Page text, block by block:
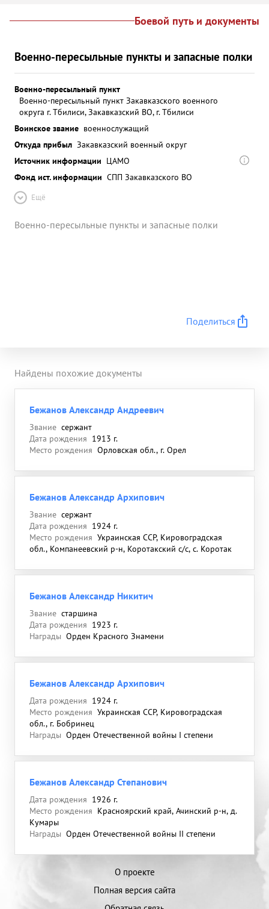
Боевой путь и документы
Военно-пересыльные пункты и запасные полки
Военно-пересыльный пункт
Военно-пересыльный пункт Закавказского военного
округа г. Тбилиси, Закавказский ВО, г. Тбилиси
Воинское звание военнослужащий
Откуда прибыл Закавказский военный округ
Источник информации ЦАМО
Фонд ист. информации СПП Закавказского ВО
Ещё
Военно-пересыльные пункты и запасные полки
Поделиться
Найдены похожие документы
Бежанов Александр Андреевич
Звание сержант
Дата рождения 1913 г.
Место рождения Орловская обл., г. Орел
Бежанов Александр Архипович
Звание сержант
Дата рождения 1924 г.
Место рождения Украинская ССР, Кировоградская
обл., Компанеевский р-н, Коротакский с/с, с. Коротак
Бежанов Александр Никитич
Звание старшина
Дата рождения 1923 г.
Награды Орден Красного Знамени
Бежанов Александр Архипович
Дата рождения 1924 г.
Место рождения Украинская ССР, Кировоградская
обл., г. Бобринец
Награды Орден Отечественной войны I степени
Бежанов Александр Степанович
Дата рождения 1926 г.
Место рождения Красноярский край, Ачинский р-н, д.
Кумары
Награды Орден Отечественной войны II степени
О проекте
Полная версия сайта